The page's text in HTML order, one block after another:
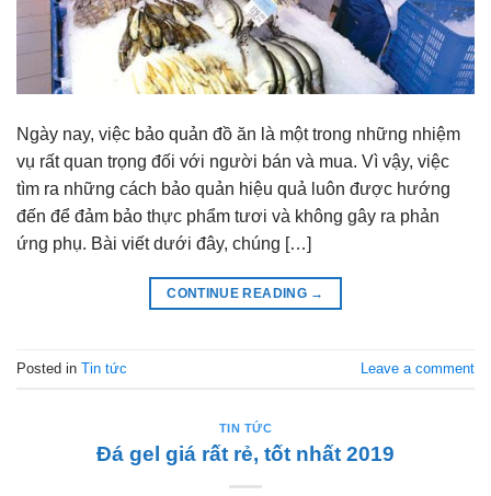
Ngày nay, việc bảo quản đồ ăn là một trong những nhiệm
vụ rất quan trọng đối với người bán và mua. Vì vậy, việc
tìm ra những cách bảo quản hiệu quả luôn được hướng
đến để đảm bảo thực phẩm tươi và không gây ra phản
ứng phụ. Bài viết dưới đây, chúng […]
CONTINUE READING →
Posted in Tin tức Leave a comment
TIN TỨC
Đá gel giá rất rẻ, tốt nhất 2019